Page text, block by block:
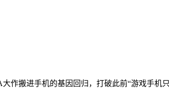
作搬进手机的基因回归，打破此前“游戏手机